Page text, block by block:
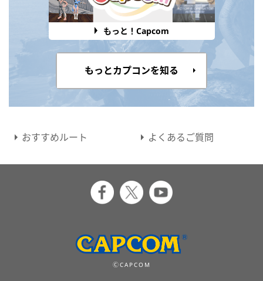
もっと！Capcom
もっとカプコンを知る
おすすめルート よくあるご質問
ⒸCAPCOM